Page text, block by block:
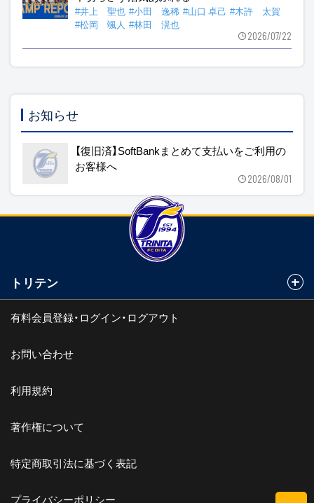
#井上 聖也 #小田 逸稀 #山口 卓己 #木許 太賀
#松岡 颯人 #林田 滉也
2026/07/22
お知らせ
【復旧済】SoftBankまとめて支払いをご利用の
お客様へ
2026/08/01
トリテン
有料会員登録・ログイン・ログアウト
お問い合わせ
利用規約
著作権について
特定商取引法に基づく表記
プライバシーポリシー